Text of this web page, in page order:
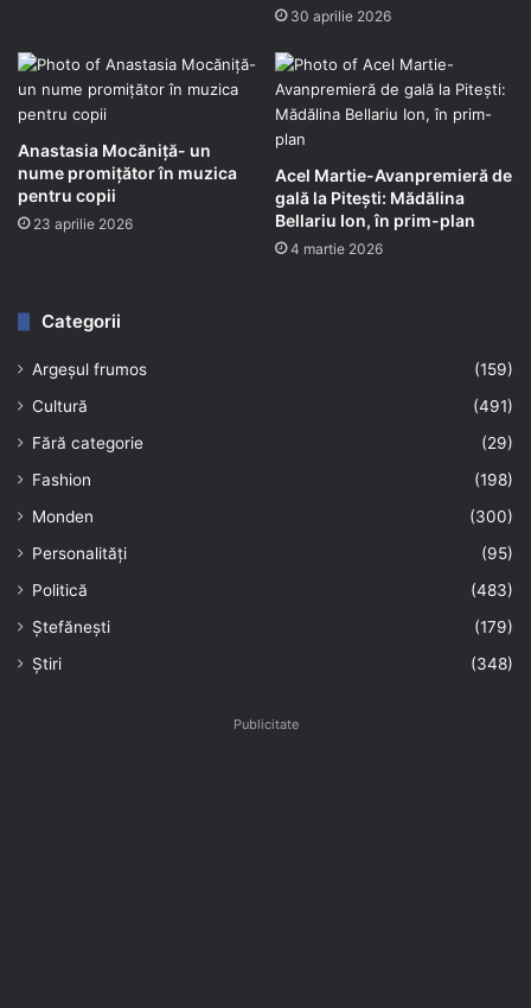
30 aprilie 2026
Anastasia Mocăniță- un
nume promițător în muzica
pentru copii
23 aprilie 2026
Acel Martie-Avanpremieră de
gală la Pitești: Mădălina
Bellariu Ion, în prim-plan
4 martie 2026
Categorii
Argeșul frumos
(159)
Cultură
(491)
Fără categorie
(29)
Fashion
(198)
Monden
(300)
Personalități
(95)
Politică
(483)
Ștefănești
(179)
Știri
(348)
Publicitate